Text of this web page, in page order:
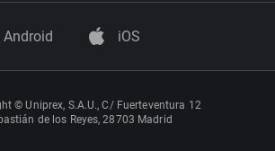
Android iOS
© Uniprex, S.A.U., C/ Fuerteventura 12
de los Reyes, 28703 Madrid